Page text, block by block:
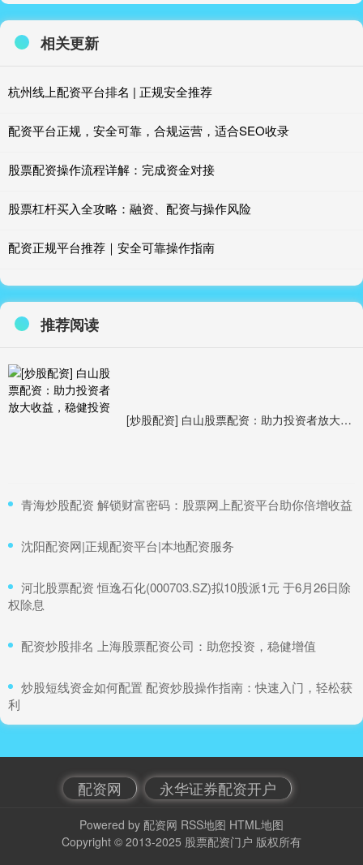
相关更新
杭州线上配资平台排名 | 正规安全推荐
配资平台正规，安全可靠，合规运营，适合SEO收录
股票配资操作流程详解：完成资金对接
股票杠杆买入全攻略：融资、配资与操作风险
配资正规平台推荐｜安全可靠操作指南
推荐阅读
[炒股配资] 白山股票配资：助力投资者放大收益，稳健投资
​青海炒股配资 解锁财富密码：股票网上配资平台助你倍增收益
​沈阳配资网|正规配资平台|本地配资服务
​河北股票配资 恒逸石化(000703.SZ)拟10股派1元 于6月26日除
权除息
​配资炒股排名 上海股票配资公司：助您投资，稳健增值
​炒股短线资金如何配置 配资炒股操作指南：快速入门，轻松获
利
配资网 永华证券配资开户
Powered by 配资网 RSS地图 HTML地图
Copyright © 2013-2025 股票配资门户 版权所有